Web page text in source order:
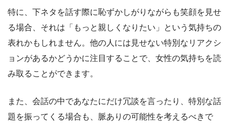
特に、下ネタを話す際に恥ずかしがりながらも笑顔を見せ
る場合、それは「もっと親しくなりたい」という気持ちの
表れかもしれません。他の人には見せない特別なリアクシ
ョンがあるかどうかに注目することで、女性の気持ちを読
み取ることができます。
また、会話の中であなたにだけ冗談を言ったり、特別な話
題を振ってくる場合も、脈ありの可能性を考えるべきで